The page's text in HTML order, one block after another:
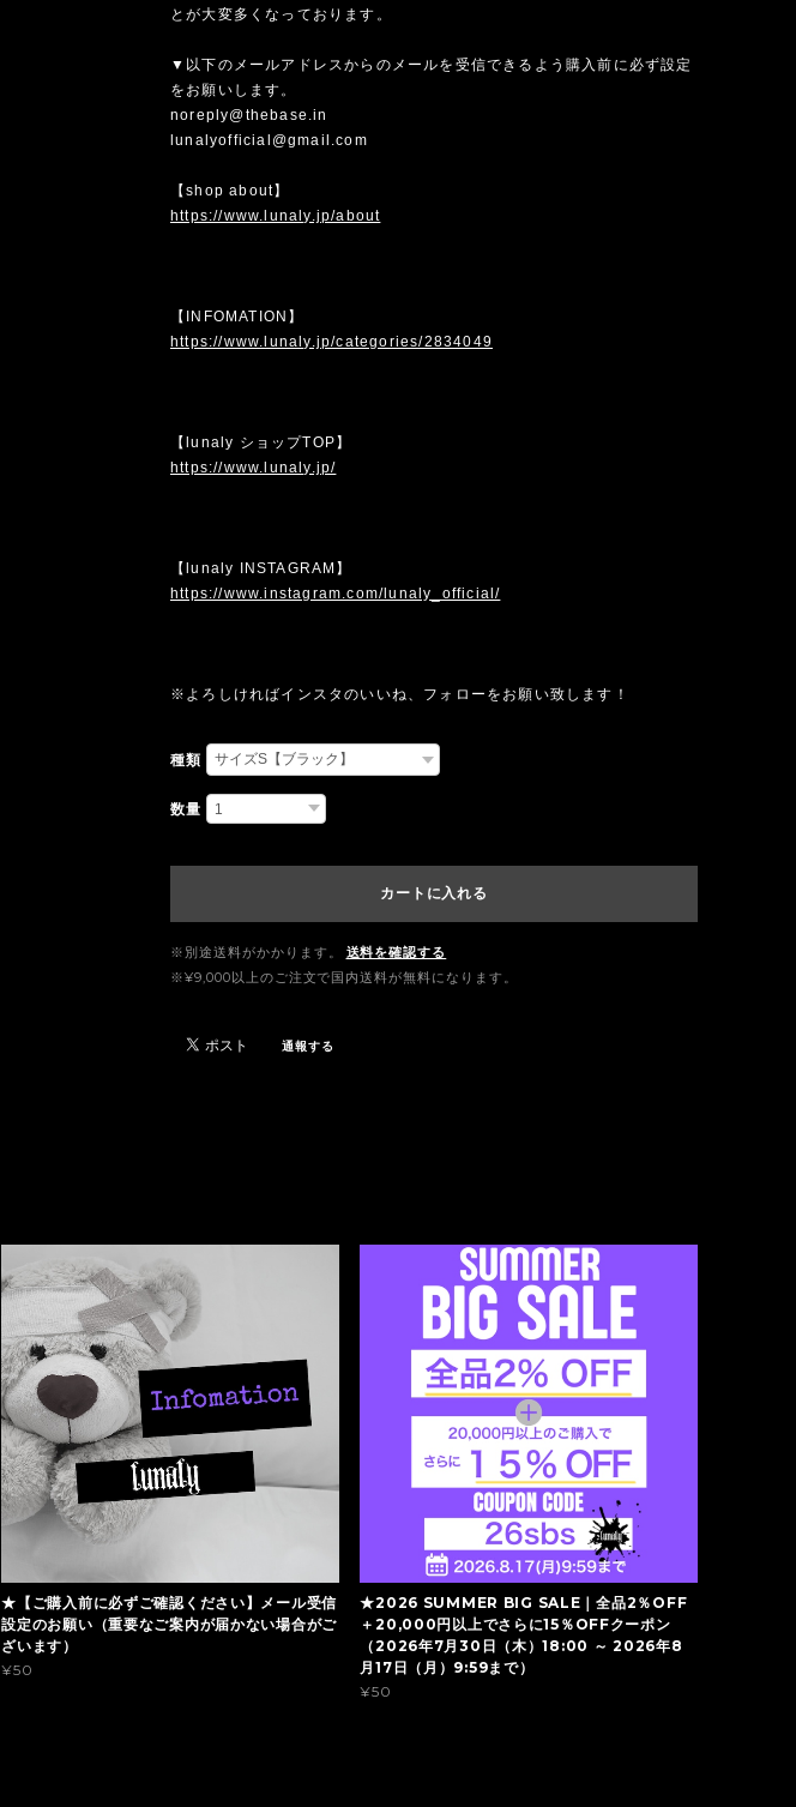
とが大変多くなっております。
▼以下のメールアドレスからのメールを受信できるよう購入前に必ず設定
をお願いします。
noreply@thebase.in
lunalyofficial@gmail.com
【shop about】
https://www.lunaly.jp/about
【INFOMATION】
https://www.lunaly.jp/categories/2834049
【lunaly ショップTOP】
https://www.lunaly.jp/
【lunaly INSTAGRAM】
https://www.instagram.com/lunaly_official/
※よろしければインスタのいいね、フォローをお願い致します！
種類
数量
カートに入れる
※別途送料がかかります。
送料を確認する
※¥9,000以上のご注文で国内送料が無料になります。
通報する
★【ご購入前に必ずご確認ください】メール受信
設定のお願い（重要なご案内が届かない場合がご
ざいます）
¥50
★2026 SUMMER BIG SALE｜全品2％OFF
＋20,000円以上でさらに15％OFFクーポン
（2026年7月30日（木）18:00 ～ 2026年8
月17日（月）9:59まで）
¥50